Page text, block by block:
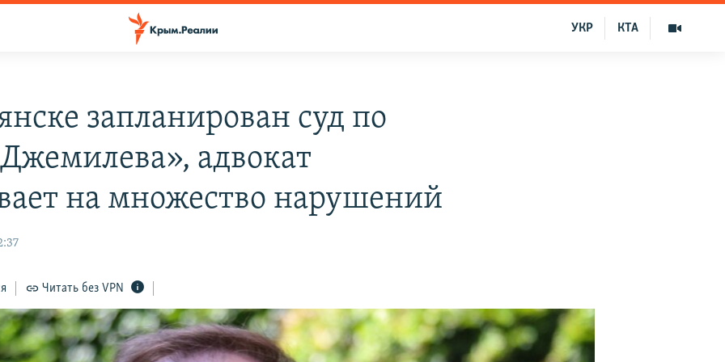
КТА
УКР
запланирован суд по
адвокат
на множество нарушений
Читать без VPN